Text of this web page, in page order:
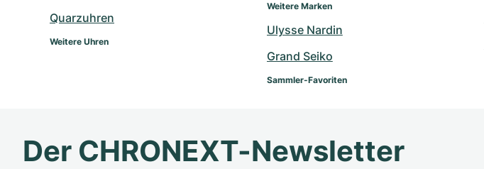
Quarzuhren
Weitere Uhren
Weitere Marken
Ulysse Nardin
Grand Seiko
Sammler-Favoriten
Der CHRONEXT-Newsletter